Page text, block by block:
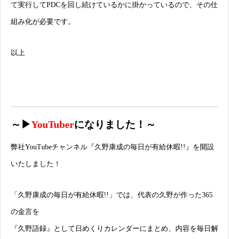
て実行してPDCを回し続けているかに掛かっているので、その仕
組み化が必要です。
以上
～▶YouTuberになりました！～
弊社YouTubeチャンネル 『久野康成の毎日が有給休暇!!』 を開設
いたしました！
「久野康成の毎日が有給休暇!!」では、代表の久野が作った365
の金言を
『久野語録』として日めくりカレンダーにまとめ、内容を毎日解